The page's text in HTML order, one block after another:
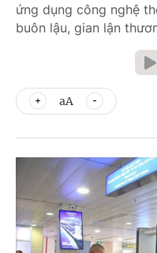
ứng dụng công nghệ
buôn lậu, gian lận
aA